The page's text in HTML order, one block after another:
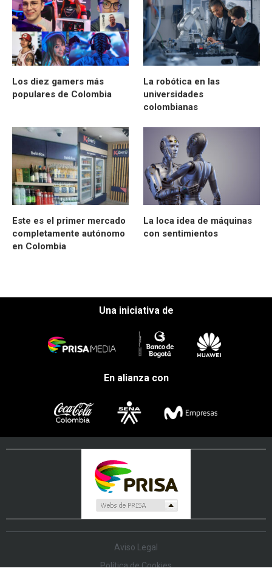
Los diez gamers más
populares de Colombia
La robótica en las
universidades
colombianas
Este es el primer mercado
completamente autónomo
en Colombia
La loca idea de máquinas
con sentimientos
Una iniciativa de
En alianza con
Aviso Legal
Política de Cookies